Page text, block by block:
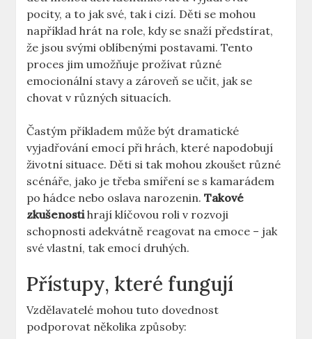
pocity, a to⁢ jak své, tak i cizí. Děti ⁣se mohou
například ‌hrát na ⁤role,‌ kdy se snaží předstírat,
že jsou svými oblíbenými postavami. Tento
proces jim umožňuje prožívat různé
⁤emocionální‌ stavy a zároveň se učit, jak se
chovat v⁢ různých situacích.
Častým příkladem ‌může být dramatické
vyjadřování emocí při hrách, které napodobují
životní situace. Děti⁤ si tak mohou zkoušet různé
scénáře, jako je⁢ třeba ⁣smíření se s kamarádem
po hádce ⁣nebo oslava narozenin.Takové
zkušenostihrají klíčovou roli v ⁢rozvoji
schopnosti adekvátně‍ reagovat ​na ⁣emoce – jak
své vlastní, tak emocí druhých.
Přístupy, které fungují
Vzdělavatelé mohou tuto dovednost
podporovat několika způsoby: